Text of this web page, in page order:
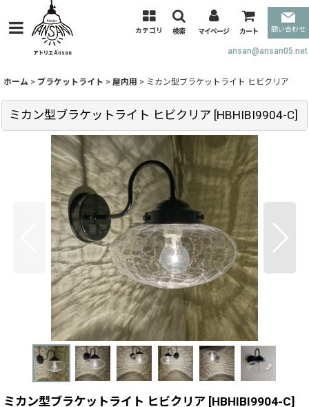
カテゴリ 検索 マイページ カート 問い合わせ
ansan@ansan05.net
ホーム > ブラケットライト > 屋内用 > ミカン型ブラケットライト ヒビクリア
ミカン型ブラケットライト ヒビクリア [HBHIBI9904-C]
ミカン型ブラケットライト ヒビクリア [HBHIBI9904-C]